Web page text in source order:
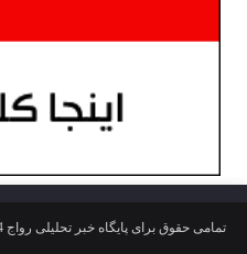
تمامی حقوق برای پایگاه خبر تحلیلی رواج 24 محفوظ می باشد.